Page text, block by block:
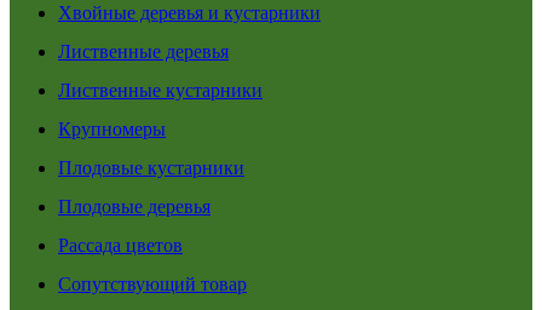
Хвойные деревья и кустарники
Лиственные деревья
Лиственные кустарники
Крупномеры
Плодовые кустарники
Плодовые деревья
Рассада цветов
Сопутствующий товар